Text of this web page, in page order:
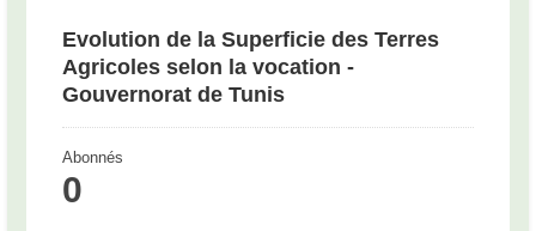
Evolution de la Superficie des Terres
Agricoles selon la vocation -
Gouvernorat de Tunis
Abonnés
0